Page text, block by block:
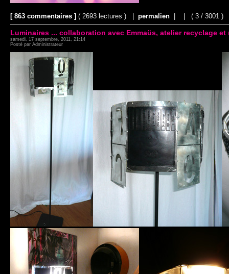
[ 863 commentaires ] ( 2693 lectures ) | permalien ( 3 / 3001 )
Luminaires ... collaboration avec Emmaüs, atelier recyclage et
samedi, 17 septembre, 2011, 21:14
Posté par Administrateur